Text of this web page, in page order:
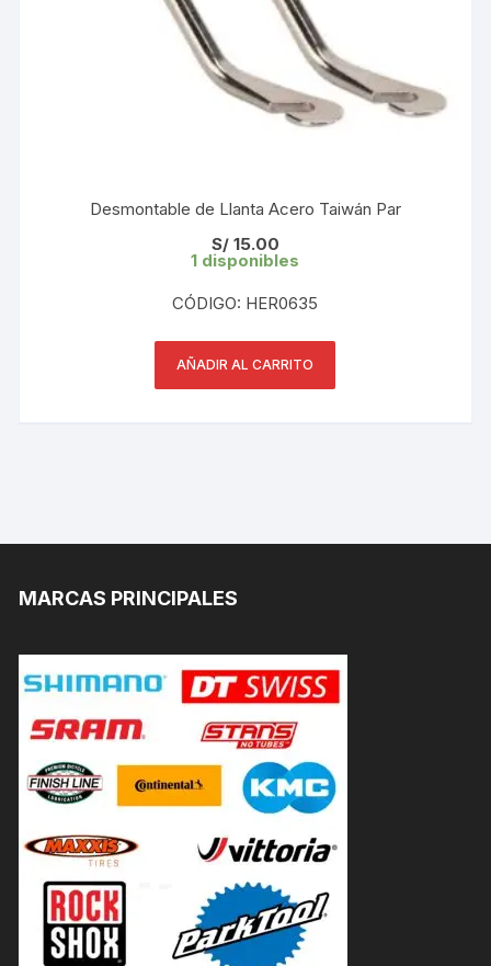
Desmontable de Llanta Acero Taiwán Par
S/15.00
1 disponibles
CÓDIGO: HER0635
AÑADIR AL CARRITO
MARCAS PRINCIPALES